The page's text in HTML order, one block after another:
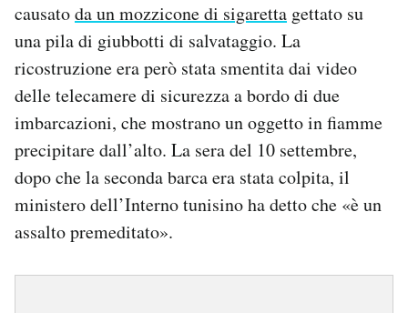
causatoda un mozzicone di sigaretta gettato su
una pila di giubbotti di salvataggio. La
ricostruzione era però stata smentita dai video
delle telecamere di sicurezza a bordo di due
imbarcazioni, che mostrano un oggetto in fiamme
precipitare dall’alto. La sera del 10 settembre,
dopo che la seconda barca era stata colpita, il
ministero dell’Interno tunisino ha detto che «è un
assalto premeditato».